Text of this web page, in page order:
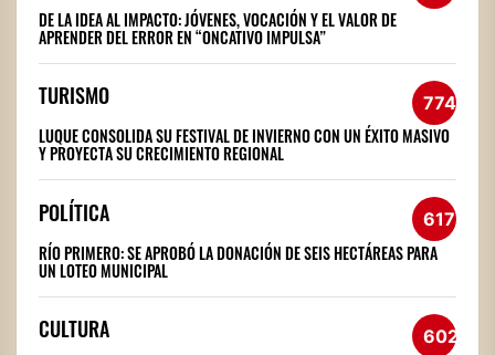
DE LA IDEA AL IMPACTO: JÓVENES, VOCACIÓN Y EL VALOR DE
APRENDER DEL ERROR EN “ONCATIVO IMPULSA”
TURISMO 774
LUQUE CONSOLIDA SU FESTIVAL DE INVIERNO CON UN ÉXITO MASIVO
Y PROYECTA SU CRECIMIENTO REGIONAL
POLÍTICA 617
RÍO PRIMERO: SE APROBÓ LA DONACIÓN DE SEIS HECTÁREAS PARA
UN LOTEO MUNICIPAL
CULTURA 602